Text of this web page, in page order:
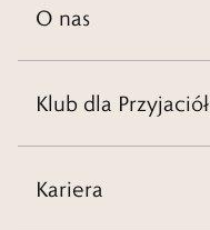
O nas
Klub dla Przyjaciół
Kariera